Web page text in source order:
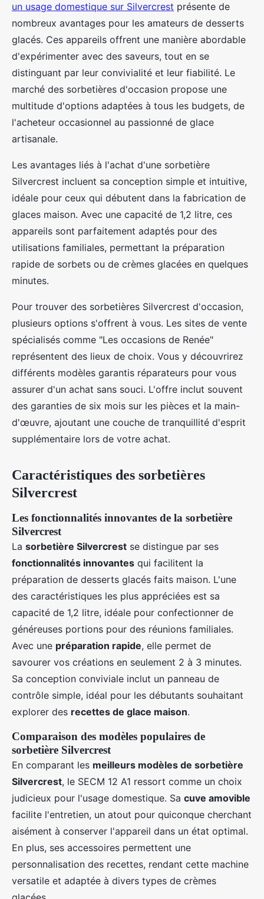
un usage domestique sur Silvercrest présente de
nombreux avantages pour les amateurs de desserts
glacés. Ces appareils offrent une manière abordable
d'expérimenter avec des saveurs, tout en se
distinguant par leur convivialité et leur fiabilité. Le
marché des sorbetières d'occasion propose une
multitude d'options adaptées à tous les budgets, de
l'acheteur occasionnel au passionné de glace
artisanale.
Les avantages liés à l'achat d'une sorbetière
Silvercrest incluent sa conception simple et intuitive,
idéale pour ceux qui débutent dans la fabrication de
glaces maison. Avec une capacité de 1,2 litre, ces
appareils sont parfaitement adaptés pour des
utilisations familiales, permettant la préparation
rapide de sorbets ou de crèmes glacées en quelques
minutes.
Pour trouver des sorbetières Silvercrest d'occasion,
plusieurs options s'offrent à vous. Les sites de vente
spécialisés comme "Les occasions de Renée"
représentent des lieux de choix. Vous y découvrirez
différents modèles garantis réparateurs pour vous
assurer d'un achat sans souci. L'offre inclut souvent
des garanties de six mois sur les pièces et la main-
d'œuvre, ajoutant une couche de tranquillité d'esprit
supplémentaire lors de votre achat.
Caractéristiques des sorbetières
Silvercrest
Les fonctionnalités innovantes de la sorbetière
Silvercrest
La sorbetière Silvercrest se distingue par ses
fonctionnalités innovantes qui facilitent la
préparation de desserts glacés faits maison. L'une
des caractéristiques les plus appréciées est sa
capacité de 1,2 litre, idéale pour confectionner de
généreuses portions pour des réunions familiales.
Avec une préparation rapide, elle permet de
savourer vos créations en seulement 2 à 3 minutes.
Sa conception conviviale inclut un panneau de
contrôle simple, idéal pour les débutants souhaitant
explorer des recettes de glace maison.
Comparaison des modèles populaires de
sorbetière Silvercrest
En comparant les meilleurs modèles de sorbetière
Silvercrest, le SECM 12 A1 ressort comme un choix
judicieux pour l'usage domestique. Sa cuve amovible
facilite l'entretien, un atout pour quiconque cherchant
aisément à conserver l'appareil dans un état optimal.
En plus, ses accessoires permettent une
personnalisation des recettes, rendant cette machine
versatile et adaptée à divers types de crèmes